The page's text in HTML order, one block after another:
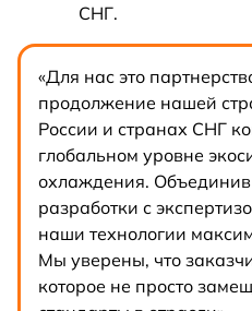
СНГ.
«Для нас это
продолжение нашей
России и странах СНГ
глобальном уровне
охлаждения.
разработки с
наши технологии
Мы уверены, что
которое не просто